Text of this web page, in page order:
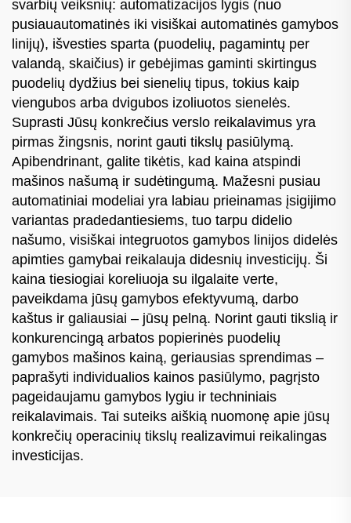
svarbių veiksnių: automatizacijos lygis (nuo
pusiauautomatinės iki visiškai automatinės gamybos
linijų), išvesties sparta (puodelių, pagamintų per
valandą, skaičius) ir gebėjimas gaminti skirtingus
puodelių dydžius bei sienelių tipus, tokius kaip
viengubos arba dvigubos izoliuotos sienelės.
Suprasti Jūsų konkrečius verslo reikalavimus yra
pirmas žingsnis, norint gauti tikslų pasiūlymą.
Apibendrinant, galite tikėtis, kad kaina atspindi
mašinos našumą ir sudėtingumą. Mažesni pusiau
automatiniai modeliai yra labiau prieinamas įsigijimo
variantas pradedantiesiems, tuo tarpu didelio
našumo, visiškai integruotos gamybos linijos didelės
apimties gamybai reikalauja didesnių investicijų. Ši
kaina tiesiogiai koreliuoja su ilgalaite verte,
paveikdama jūsų gamybos efektyvumą, darbo
kaštus ir galiausiai – jūsų pelną. Norint gauti tikslią ir
konkurencingą arbatos popierinės puodelių
gamybos mašinos kainą, geriausias sprendimas –
paprašyti individualios kainos pasiūlymo, pagrįsto
pageidaujamu gamybos lygiu ir techniniais
reikalavimais. Tai suteiks aiškią nuomonę apie jūsų
konkrečių operacinių tikslų realizavimui reikalingas
investicijas.